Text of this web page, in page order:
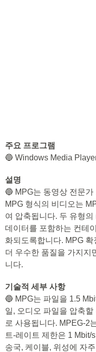
주요 프로그램
🔵 Windows Media
설명
🔵 MPG는 동영상 전문
MPG 형식의 비디오는
여 압축됩니다. 두 유형
데이터를 포함하는 컨테
화되도록합니다. MPG
더 우수한 품질을 가지지
니다.
기술적 세부 사항
🔵 MPG는 파일을 1.5
일, 오디오 파일을 압축
로 사용됩니다. MPEG-2
트-레이트 제한은 1
송국, 케이블, 위성에 자